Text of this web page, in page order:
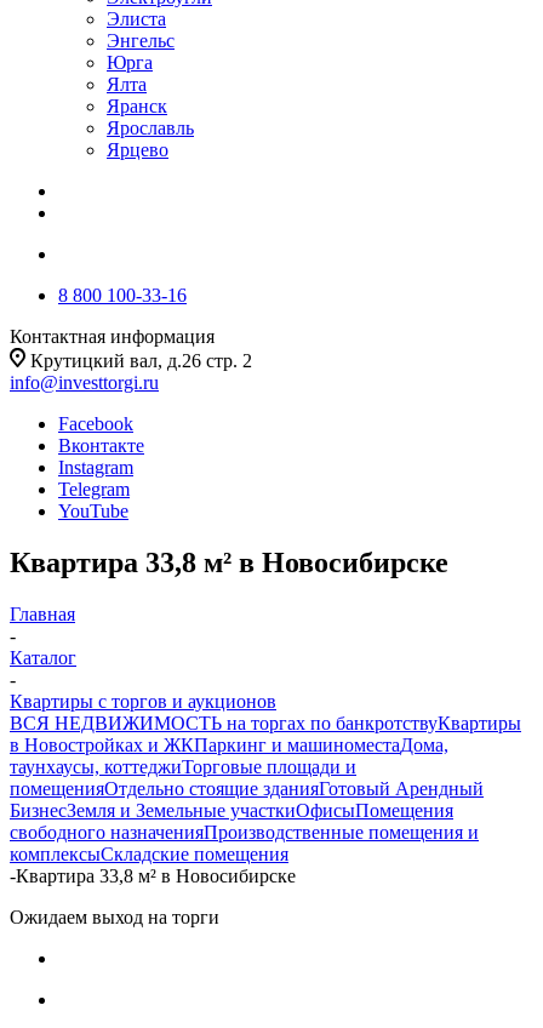
Элиста
Энгельс
Юрга
Ялта
Яранск
Ярославль
Ярцево
8 800 100-33-16
Контактная информация
Крутицкий вал, д.26 стр. 2
info@investtorgi.ru
Facebook
Вконтакте
Instagram
Telegram
YouTube
Квартира 33,8 м² в Новосибирске
Главная
-
Каталог
-
Квартиры с торгов и аукционов
ВСЯ НЕДВИЖИМОСТЬ на торгах по банкротствуКвартиры
в Новостройках и ЖКПаркинг и машиноместаДома,
таунхаусы, коттеджиТорговые площади и
помещенияОтдельно стоящие зданияГотовый Арендный
БизнесЗемля и Земельные участкиОфисыПомещения
свободного назначенияПроизводственные помещения и
комплексыСкладские помещения
-Квартира 33,8 м² в Новосибирске
Ожидаем выход на торги